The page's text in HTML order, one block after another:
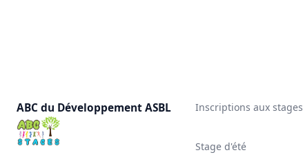
ABC du Développement ASBL Inscriptions aux stages
Stage d'été